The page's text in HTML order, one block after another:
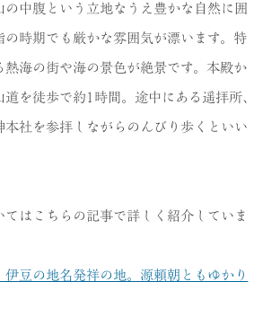
の中腹という立地なうえ豊かな自然に囲
の時期でも厳かな雰囲気が漂います。特
熱海の街や海の景色が絶景です。本殿か
道を徒歩で約1時間。途中にある遥拝所、
本社を参拝しながらのんびり歩くといい
てはこちらの記事で詳しく紹介していま
豆の地名発祥の地。源頼朝ともゆかり